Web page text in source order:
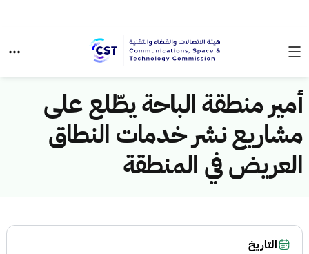
أمير منطقة الباحة يطّلع على
مشاريع نشر خدمات النطاق
العريض في المنطقة
التاريخ